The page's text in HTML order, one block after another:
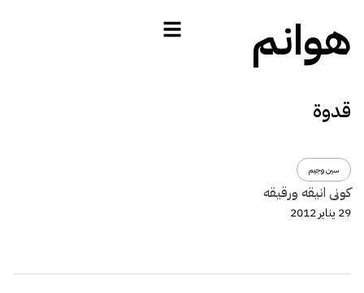
هوانم
قدوة
سين وجيم
كونى انيقه ورقيقه
29 يناير 2012